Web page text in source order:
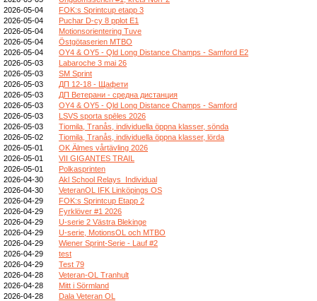
2026-05-04
FOK:s Sprintcup etapp 3
2026-05-04
Puchar D-cy 8 pplot E1
2026-05-04
Motionsorientering Tuve
2026-05-04
Östgötaserien MTBO
2026-05-04
OY4 & OY5 - Qld Long Distance Champs - Samford E2
2026-05-03
Labaroche 3 mai 26
2026-05-03
SM Sprint
2026-05-03
ДП 12-18 - Щафети
2026-05-03
ДП Ветерани - средна дистанция
2026-05-03
OY4 & OY5 - Qld Long Distance Champs - Samford
2026-05-03
LSVS sporta spēles 2026
2026-05-03
Tiomila, Tranås, individuella öppna klasser, sönda
2026-05-02
Tiomila, Tranås, individuella öppna klasser, lörda
2026-05-01
OK Älmes vårtävling 2026
2026-05-01
VII GIGANTES TRAIL
2026-05-01
Polkasprinten
2026-04-30
Akl School Relays_Individual
2026-04-30
VeteranOL IFK Linköpings OS
2026-04-29
FOK:s Sprintcup Etapp 2
2026-04-29
Fyrklöver #1 2026
2026-04-29
U-serie 2 Västra Blekinge
2026-04-29
U-serie, MotionsOL och MTBO
2026-04-29
Wiener Sprint-Serie - Lauf #2
2026-04-29
test
2026-04-29
Test 79
2026-04-28
Veteran-OL Tranhult
2026-04-28
Mitt i Sörmland
2026-04-28
Dala Veteran OL